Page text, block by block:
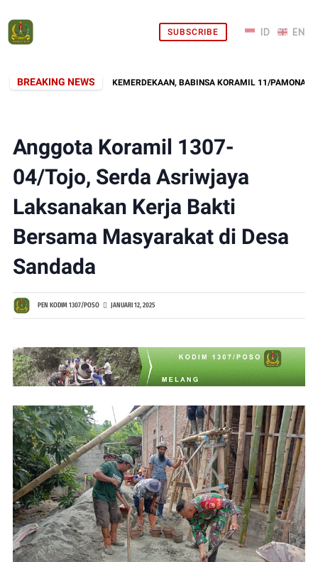
SUBSCRIBE
BREAKING NEWS
ROYONG SAMBUT KEMERDEKAAN, BABINSA KORAMIL 11/PAMONA
Anggota Koramil 1307-
04/Tojo, Serda Asriwjaya
Laksanakan Kerja Bakti
Bersama Masyarakat di Desa
Sandada
PEN KODIM 1307/POSO JANUARI 12, 2025